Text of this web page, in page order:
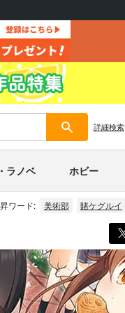
詳細検索
ラノベ ホビー
ワード: 美術部 賭ケグルイ